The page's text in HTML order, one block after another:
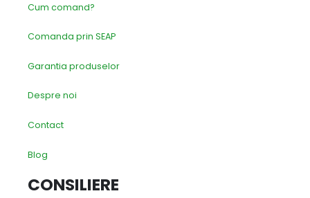
Cum comand?
Comanda prin SEAP
Garantia produselor
Despre noi
Contact
Blog
CONSILIERE